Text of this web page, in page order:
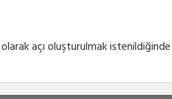
açı oluşturulmak